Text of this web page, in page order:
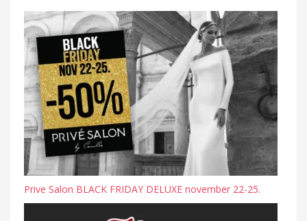
Prive Salon BLACK FRIDAY DELUXE november 22-25.